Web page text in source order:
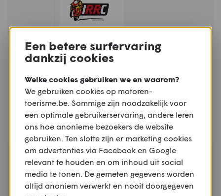
ZA - ZO
08.08 -
09.08
MOTORSPORT
Internationale Motorcross van de
KEIHEUVEL, BALEN, ANTWERPEN
09.08
Mirakeltreffen - Waregem
WAREGEM, WEST-VLAANDEREN
Een betere surfervaring
dankzij cookies
Welke cookies gebruiken we en waarom?
We gebruiken cookies op motoren-
toerisme.be. Sommige zijn noodzakelijk voor
een optimale gebruikerservaring, andere leren
ons hoe anonieme bezoekers de website
gebruiken. Ten slotte zijn er marketing cookies
om advertenties via Facebook en Google
relevant te houden en om inhoud uit social
media te tonen. De gemeten gegevens worden
altijd anoniem verwerkt en nooit doorgegeven